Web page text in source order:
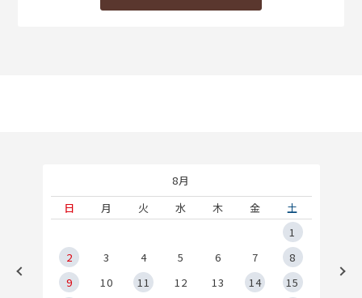
8月
日
月 火 水 木 金
土
1
2
3 4 5 6 7
8
9
10 11 12 13 14
15